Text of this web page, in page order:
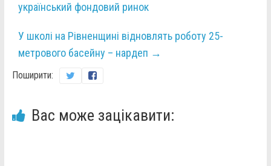
український фондовий ринок
У школі на Рівненщині відновлять роботу 25-
метрового басейну – нардеп →
Поширити:
Вас може зацікавити: